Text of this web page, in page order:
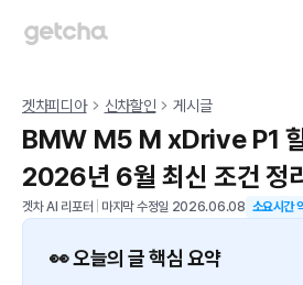
겟차피디아 신차할인 게시글
BMW M5 M xDrive P1
2026년 6월 최신 조건 정
겟차 AI 리포터 마지막 수정일 2026.06.08 소요시간
👀 오늘의 글 핵심 요약